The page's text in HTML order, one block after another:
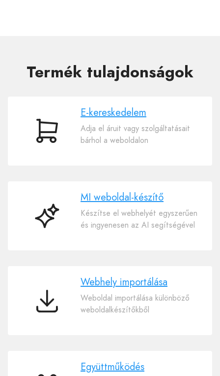
Termék tulajdonságok
E-
E-kereskedelem
Adja el áruit vagy szolgáltatásait
bárhol a weboldalon
MI
MI weboldal-készítő
Készítse el webhelyét egyszerűen
és ingyenesen az AI segítségével
Webhely
Webhely importálása
Weboldal importálása különböző
weboldalkészítőkből
Együttműködés